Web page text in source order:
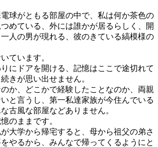
球がともる部屋の中で、私は何か茶色の
めている、外には誰かが居るらしく、開
人の男が現れる、彼のきている縞模様の
ています。
にドアを開ける、記憶はここで途切れて
きが思い出せません。
か、どこかで経験したことなのか、両親
と言うし、第一私達家族が今住んでいる
古風な部屋などありません。
のままです。
大学から帰宅すると、母から祖父の弟さ
やるから、みんなで帰ってくるようにと